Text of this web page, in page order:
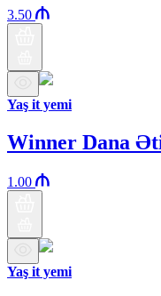
3.50
Yaş it yemi
Winner Dana
1.00
Yaş it yemi